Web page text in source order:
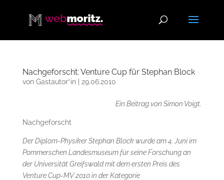
Nachgeforscht: Venture Cup für Stephan Block
von Gastautor*in| 29.06.2010
Ein Beitrag von Simon Voigt.
Nachgeforscht
Der Diplom-Physiker Stephan Block wurde am 4. Juni im
Pommerschen Landesmuseum für seine Forschung an
der Universität Greifswald mit dem ersten Preis des
Venture Cup-MV 2010 in der Kategorie